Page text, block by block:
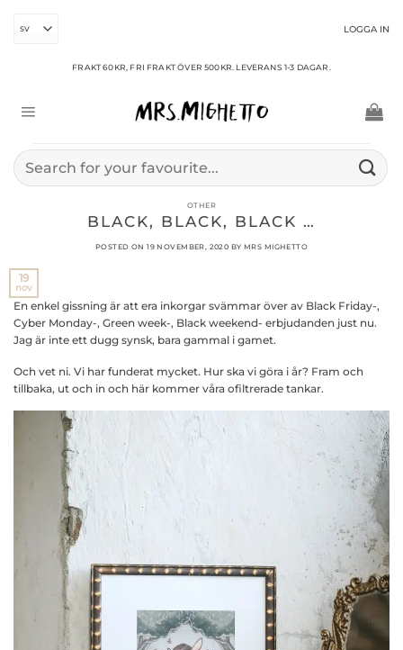
content
LOGGA IN
FRAKT 60KR, FRI FRAKT ÖVER 500KR. LEVERANS 1-3 DAGAR.
Sök
efter:
OTHER
BLACK, BLACK, BLACK …
POSTED ON19 NOVEMBER, 2020 BY MRS MIGHETTO
19
nov
En enkel gissning är att era inkorgar svämmar över av Black Friday-,
Cyber Monday-, Green week-, Black weekend- erbjudanden just nu.
Jag är inte ett dugg synsk, bara gammal i gamet.
Och vet ni. Vi har funderat mycket. Hur ska vi göra i år? Fram och
tillbaka, ut och in och här kommer våra ofiltrerade tankar.